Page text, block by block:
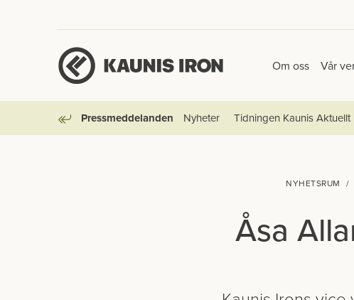
Om oss Vår
TillbakaPressmeddelanden Nyheter Tidningen Kaunis Aktuellt
NYHETSRUM
Åsa